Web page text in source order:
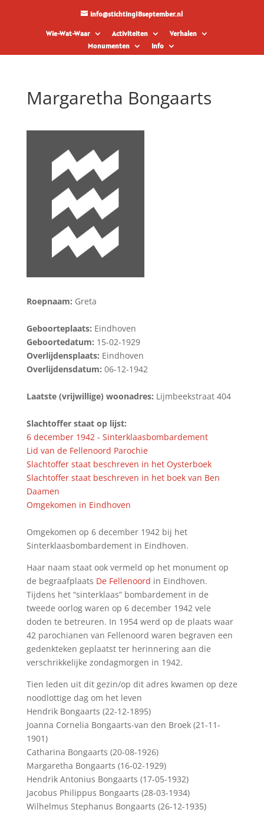
info@stichting18september.nl
Wie-Wat-Waar Activiteiten
Verhalen
Monumenten
Info
Margaretha Bongaarts
Roepnaam: Greta
Geboorteplaats: Eindhoven
Geboortedatum: 15-02-1929
Overlijdensplaats: Eindhoven
Overlijdensdatum: 06-12-1942
Laatste (vrijwillige) woonadres: Lijmbeekstraat 404
Slachtoffer staat op lijst:
6 december 1942 - Sinterklaasbombardement
Lid van de Fellenoord Parochie
Slachtoffer staat beschreven in het Oysterboek
Slachtoffer staat beschreven in het boek van Ben
Daamen
Omgekomen in Eindhoven
Omgekomen op 6 december 1942 bij het
Sinterklaasbombardement in Eindhoven.
Haar naam staat ook vermeld op het monument op
de begraafplaats De Fellenoord in Eindhoven.
Tijdens het “sinterklaas” bombardement in de
tweede oorlog waren op 6 december 1942 vele
doden te betreuren. In 1954 werd op de plaats waar
42 parochianen van Fellenoord waren begraven een
gedenkteken geplaatst ter herinnering aan die
verschrikkelijke zondagmorgen in 1942.
Tien leden uit dit gezin/op dit adres kwamen op deze
noodlottige dag om het leven
Hendrik Bongaarts (22-12-1895)
Joanna Cornelia Bongaarts-van den Broek (21-11-
1901)
Catharina Bongaarts (20-08-1926)
Margaretha Bongaarts (16-02-1929)
Hendrik Antonius Bongaarts (17-05-1932)
Jacobus Philippus Bongaarts (28-03-1934)
Wilhelmus Stephanus Bongaarts (26-12-1935)